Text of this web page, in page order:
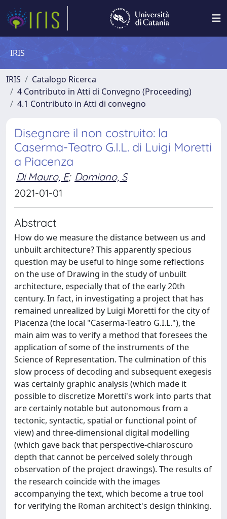
IRIS
IRIS
Catalogo Ricerca
4 Contributo in Atti di Convegno (Proceeding)
4.1 Contributo in Atti di convegno
Disegnare il non costruito: la
Caserma-Teatro G.I.L. di Luigi Moretti
a Piacenza
Di Mauro, E; Damiano, S
2021-01-01
Abstract
How do we measure the distance between us and
unbuilt architecture? This apparently specious
question may be useful to hinge some reflections
on the use of Drawing in the study of unbuilt
architecture, especially that of the early 20th
century. In fact, in investigating a project that has
remained unrealized by Luigi Moretti for the city of
Piacenza (the local "Caserma-Teatro G.I.L."), the
main aim was to verify a method that foresees the
application of some of the instruments of the
Science of Representation. The culmination of this
slow process of decoding and subsequent exegesis
was certainly graphic analysis (which made it
possible to discretize Moretti's work into parts that
are certainly notable but autonomous from a
tectonic, syntactic, spatial or functional point of
view) and three-dimensional digital modelling
(which gave back that perspective-chiaroscuro
depth that cannot be perceived solely through
observation of the project drawings). The results of
the research coincide with the images
accompanying the text, which become a true tool
for verifying the Roman architect's design thinking.